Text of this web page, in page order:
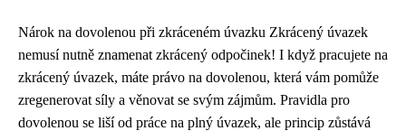
Nárok na dovolenou při zkráceném úvazku Zkrácený úvazek
nemusí nutně znamenat zkrácený odpočinek! I když pracujete na
zkrácený úvazek, máte právo na dovolenou, která vám pomůže
zregenerovat síly a věnovat se svým zájmům. Pravidla pro
dovolenou se liší od práce na plný úvazek, ale princip zůstává